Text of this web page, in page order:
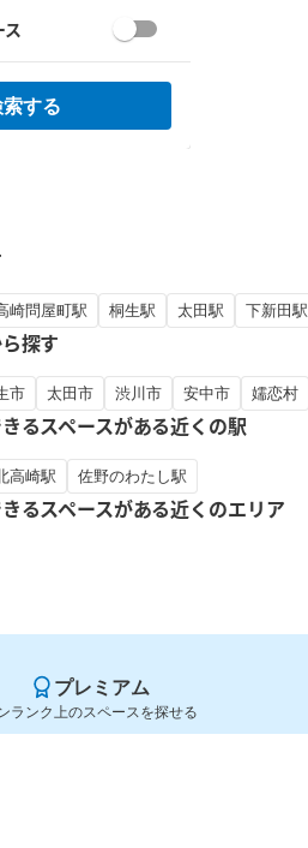
する
崎問屋町駅 桐生駅 太田駅 下新田駅
探す
市 太田市 渋川市 安中市 嬬恋村
るスペースがある近くの駅
高崎駅 佐野のわたし駅
るスペースがある近くのエリア
プレミアム
ランク上のスペースを探せる